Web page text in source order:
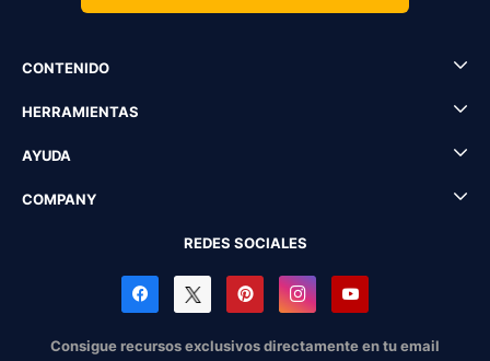
CONTENIDO
HERRAMIENTAS
AYUDA
COMPANY
REDES SOCIALES
Consigue recursos exclusivos directamente en tu email